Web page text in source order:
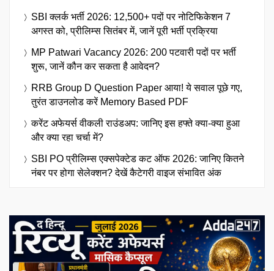
SBI क्लर्क भर्ती 2026: 12,500+ पदों पर नोटिफिकेशन 7
अगस्त को, प्रीलिम्स सितंबर में, जानें पूरी भर्ती प्रक्रिया
MP Patwari Vacancy 2026: 200 पटवारी पदों पर भर्ती
शुरू, जानें कौन कर सकता है आवेदन?
RRB Group D Question Paper आया! ये सवाल पूछे गए,
तुरंत डाउनलोड करें Memory Based PDF
करेंट अफेयर्स वीकली राउंडअप: जानिए इस हफ्ते क्या-क्या हुआ
और क्या रहा चर्चा में?
SBI PO प्रीलिम्स एक्सपेक्टेड कट ऑफ 2026: जानिए कितने
नंबर पर होगा सेलेक्शन? देखें कैटेगरी वाइज संभावित अंक